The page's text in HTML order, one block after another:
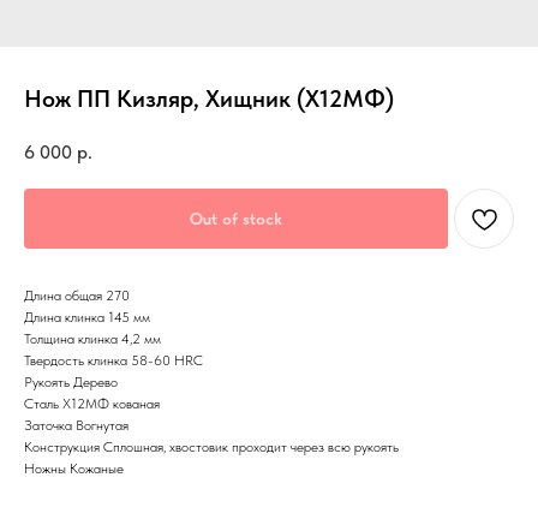
Нож ПП Кизляр, Хищник (Х12МФ)
6 000 р.
Out of stock
Длина общая 270
Длина клинка 145 мм
Толщина клинка 4,2 мм
Твердость клинка 58-60 HRС
Рукоять Дерево
Сталь Х12МФ кованая
Заточка Вогнутая
Конструкция Сплошная, хвостовик проходит через всю рукоять
Ножны Кожаные